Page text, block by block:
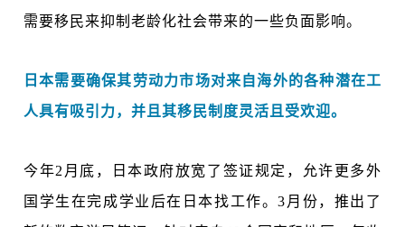
需要移民来抑制老龄化社会带来的一些负面影响。
日本需要确保其劳动力市场对来自海外的各种潜在工
人具有吸引力，并且其移民制度灵活且受欢迎。
今年2月底，日本政府放宽了签证规定，允许更多外
国学生在完成学业后在日本找工作。3月份，推出了